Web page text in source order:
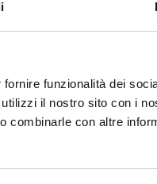
funzionalità dei
il nostro sito con i
combinarle con altre